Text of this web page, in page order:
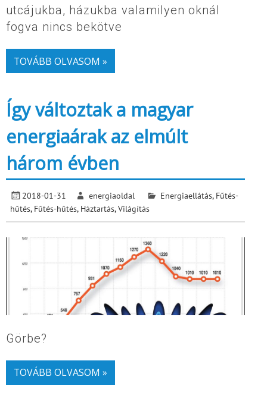
utcájukba, házukba valamilyen oknál
fogva nincs bekötve
TOVÁBB OLVASOM »
Így változtak a magyar
energiaárak az elmúlt
három évben
2018-01-31 energiaoldal Energiaellátás, Fűtés-
hűtés, Fűtés-hűtés, Háztartás,Világítás
Görbe?
TOVÁBB OLVASOM »